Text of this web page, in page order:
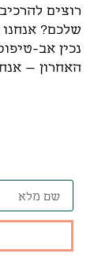
רוצים
שלכם?
נכין אב-
האחרון –